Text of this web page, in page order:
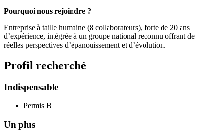
Pourquoi nous rejoindre ?
Entreprise à taille humaine (8 collaborateurs), forte de 20 ans
d’expérience, intégrée à un groupe national reconnu offrant de
réelles perspectives d’épanouissement et d’évolution.
Profil recherché
Indispensable
Permis B
Un plus